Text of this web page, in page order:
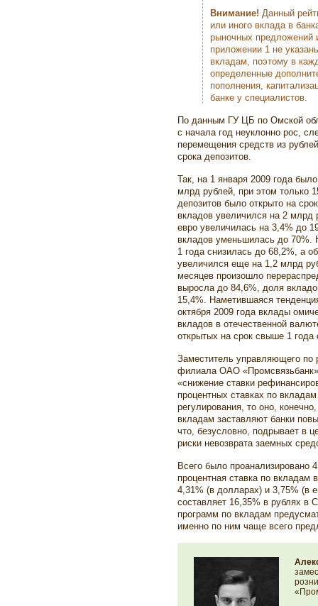
Внимание! Данный
или иного вклада в
рыночных предложений
приложении 1 не
вкладам, поэтому в
определенные
пополнения,
банке у специалистов.
По данным ГУ ЦБ по Омской
с начала год неуклонно рос,
перемещения средств из
срока депозитов.
Так, на 1 января 2009 года
млрд рублей, при этом только
депозитов было открыто на
вкладов увеличился на 2 млрд
евро увеличилась на 3,4% до
вкладов уменьшилась до 70%.
1 года снизилась до 68,2%, а
увеличился еще на 1,2 млрд
месяцев произошло
выросла до 84,6%, доля
15,4%. Наметившаяся
октября 2009 года вклады
вкладов в отечественной
открытых на срок свыше 1 года
Заместитель управляющего по
филиала ОАО
«снижение ставки
процентных ставках по
регулирования, то оно,
вкладам заставляют банки
что, безусловно, подрывает в
риски невозврата заемных
Всего было проанализировано
процентная ставка по
4,31% (в долларах) и 3,75% (в
составляет 16,35% в рублях в
программ по вкладам
именно по ним чаще всего